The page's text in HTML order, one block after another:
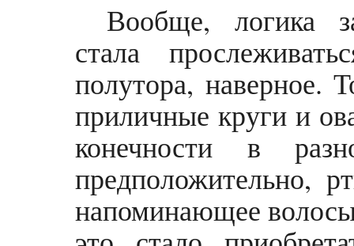
Вообще, логика
стала
полутора, наверное.
приличные круги и
конечности в
предположительно,
напоминающее